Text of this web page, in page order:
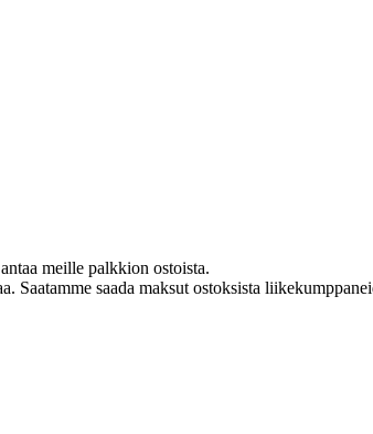
meille palkkion ostoista.
Saatamme saada maksut ostoksista